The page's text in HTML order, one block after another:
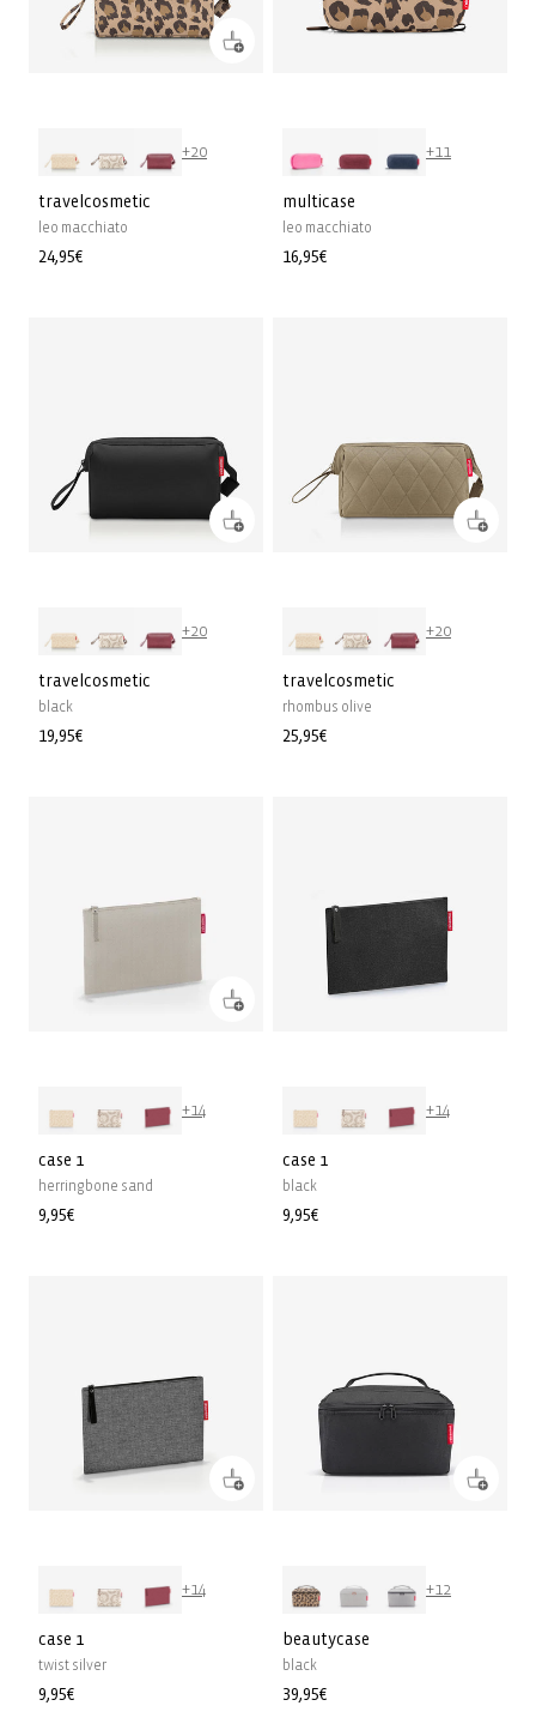
+20
travelcosmetic
leo macchiato
Normale
24,95€
+11
multicase
leo macchiato
Normale
16,95€
+20
travelcosmetic
black
Normale
19,95€
+20
travelcosmetic
rhombus olive
Normale
25,95€
+14
case 1
herringbone sand
Normale
9,95€
+14
case 1
black
Normale
9,95€
+14
case 1
twist silver
Normale
9,95€
+12
beautycase
black
Normale
39,95€